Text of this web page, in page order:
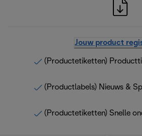
Jouw product
(Productetiketten)
(Productlabels) Nieuws &
(Productetiketten) Snelle